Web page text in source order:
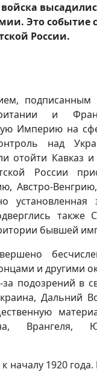
Это событие
России.
подписанным
и
Империю на
над
отойти Кавказ и
России
Австро-
также
бывшей
и другими
подозрений в
Дальний
1920 года.